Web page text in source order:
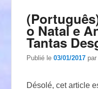
o Natal e
Tantas
Publié le03/01/2017
Désolé, cet article